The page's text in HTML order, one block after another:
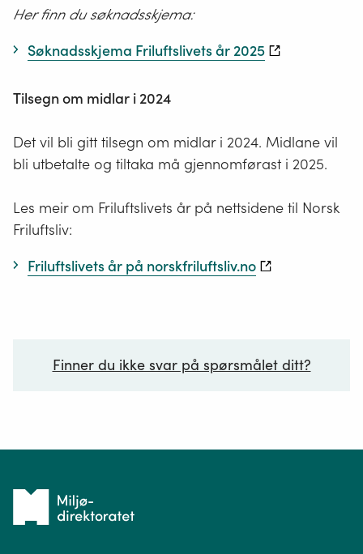
Her finn du søknadsskjema:
Søknadsskjema Friluftslivets år 2025
Tilsegn om midlar i 2024
Det vil bli gitt tilsegn om midlar i 2024. Midlane vil
bli utbetalte og tiltaka må gjennomførast i 2025.
Les meir om Friluftslivets år på nettsidene til Norsk
Friluftsliv:
Friluftslivets år på norskfriluftsliv.no
Finner du ikke svar på spørsmålet ditt?
Tilbake